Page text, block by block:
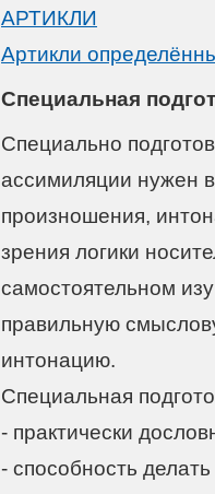
АРТИКЛИ
Артикли
Специальная
Специально
ассимиляции нужен
произношения,
зрения логики
самостоятельном
правильную
интонацию.
Специальная
- практически
- способность